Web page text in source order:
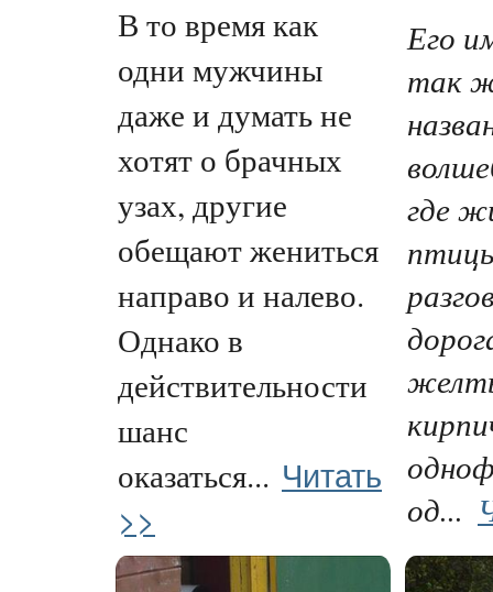
В то время как
одни мужчины
даже и думать не
хотят о брачных
узах, другие
обещают жениться
направо и налево.
Однако в
действительности
шанс
оказаться... Читать
>>
Его
так
где
од...